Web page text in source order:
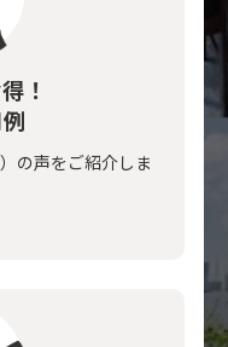
！
の声をご紹介しま